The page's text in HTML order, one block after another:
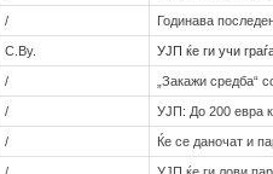
/ Годинава
С.Ву. УЈП ќе ги учи
/ „Закажи средба“
/ УЈП: До 200 евра
/ Ќе се даночат и